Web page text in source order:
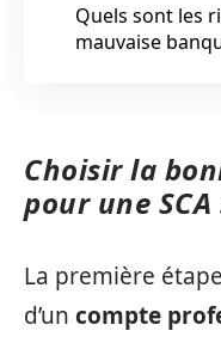
Quels sont les
mauvaise
Choisir la
pour une
La première
d’un compte